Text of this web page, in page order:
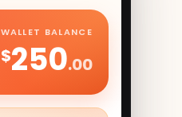
WALLET BALANCE
$250.00